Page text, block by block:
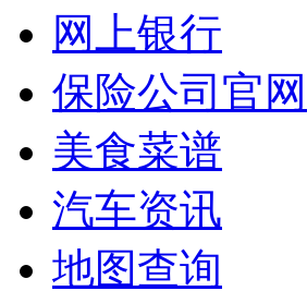
网上银行
保险公司官网
美食菜谱
汽车资讯
地图查询